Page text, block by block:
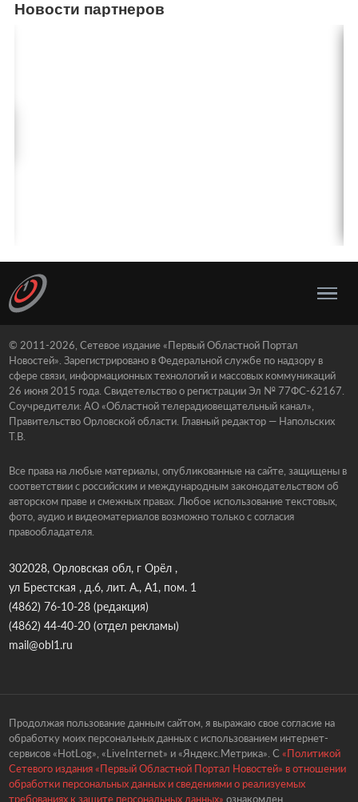
Новости партнеров
© 2011-2026, Сетевое издание «Первый Областной Портал
Новостей». Зарегистрировано в Федеральной службе по надзору в
сфере связи, информационных технологий и массовых коммуникаций
26 июня 2015 года. Свидетельство о регистрации Эл № 77ФС-62167.
Соучредители: АО «Областной телерадиовещательный канал»,
Правительство Орловской области. Главный редактор — Напольских
Т.В.
Все права на любые материалы, опубликованные на сайте, защищены в
соответствии с российским и международным законодательством об
авторском праве и смежных правах. Любое использование текстовых,
фото, аудио и видеоматериалов возможно только с согласия
правообладателя.
302028, Орловская обл, г Орёл ,
ул Брестская , д.6, лит. А., А1, пом. 1
(4862) 76-10-28(редакция)
(4862) 44-40-20(отдел рекламы)
mail@obl1.ru
Продолжая пользование данным сайтом, я выражаю свое согласие на
обработку моих персональных данных с использованием интернет-
сервисов «HotLog», «LiveInternet» и «Яндекс.Метрика». С «Политикой
Сетевого издания «Первый Областной Портал Новостей» в отношении
обработки персональных данных и сведениями о реализуемых
требованиях к защите персональных данных» ознакомлен.